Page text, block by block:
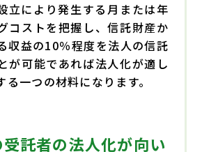
立により発生する月または年
コストを把握し、信託財産か
収益の10％程度を法人の信託
が可能であれば法人化が適し
一つの材料になります。
託者の法人化が向い